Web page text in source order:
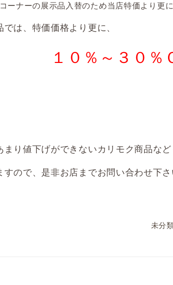
ーナーの展示品入替のため当店特価より更
は、特価価格より更に、
１０％～３０％
て
まり値下げができないカリモク商品な
すので、是非お店までお問い合わせ下さ
未分